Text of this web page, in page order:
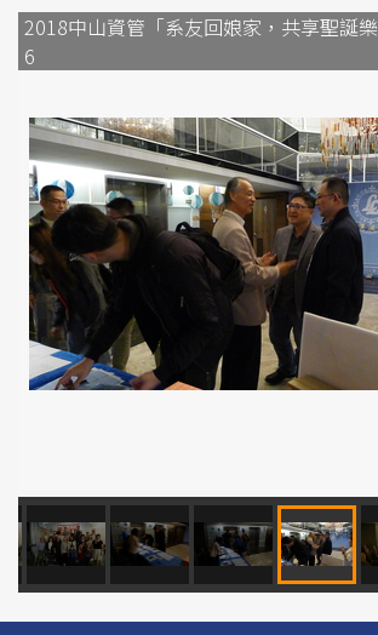
2018中山資管「系友回娘家，共享聖誕
6